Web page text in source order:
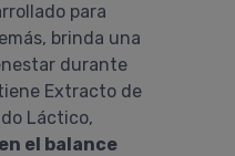
para
brinda una
durante
Extracto de
Láctico,
el balance